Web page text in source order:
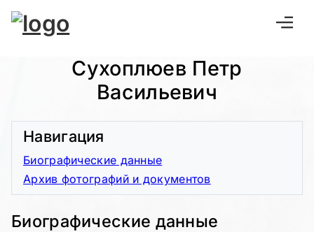
Сухоплюев Петр
Васильевич
Биографические данные
Навигация
Биографические данные
Архив фотографий и документов